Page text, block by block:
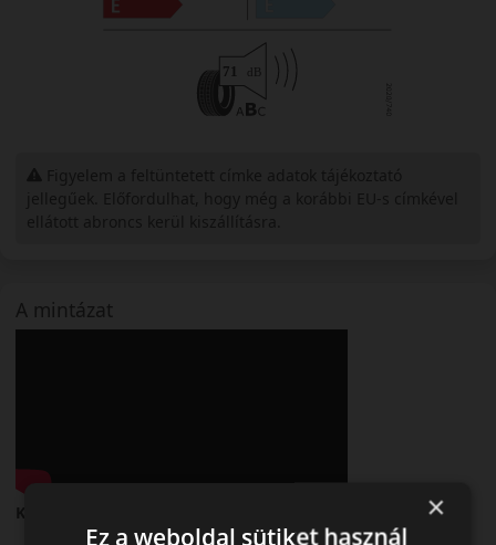
A mintázat
Kleber Dynaxer HP5 – Modern nyári személyautó-abroncs
×
Ez a weboldal sütiket használ